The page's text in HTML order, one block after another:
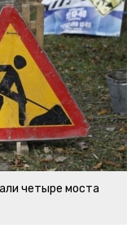
четыре моста